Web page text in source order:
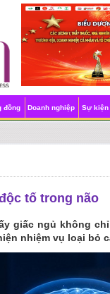
đồng Doanh nghiệp Sự kiện
tố trong não
giấc ngủ không
nhiệm vụ loại bỏ